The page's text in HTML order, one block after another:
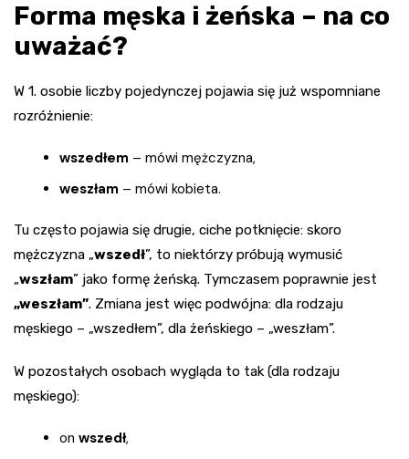
Forma męska i żeńska – na co
uważać?
W 1. osobie liczby pojedynczej pojawia się już wspomniane
rozróżnienie:
wszedłem – mówi mężczyzna,
weszłam – mówi kobieta.
Tu często pojawia się drugie, ciche potknięcie: skoro
mężczyzna „wszedł”, to niektórzy próbują wymusić
„wszłam” jako formę żeńską. Tymczasem poprawnie jest
„weszłam”. Zmiana jest więc podwójna: dla rodzaju
męskiego – „wszedłem”, dla żeńskiego – „weszłam”.
W pozostałych osobach wygląda to tak (dla rodzaju
męskiego):
on wszedł,